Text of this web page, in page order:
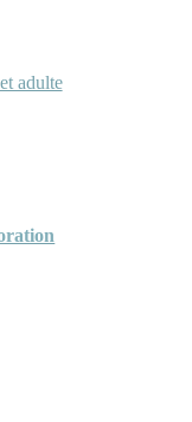
adulte